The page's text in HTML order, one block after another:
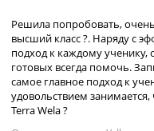
Решила попробовать,
высший класс ?. Наряду с
подход к каждому ученику,
готовых всегда помочь.
самое главное подход к
удовольствием
Terra Wela ?